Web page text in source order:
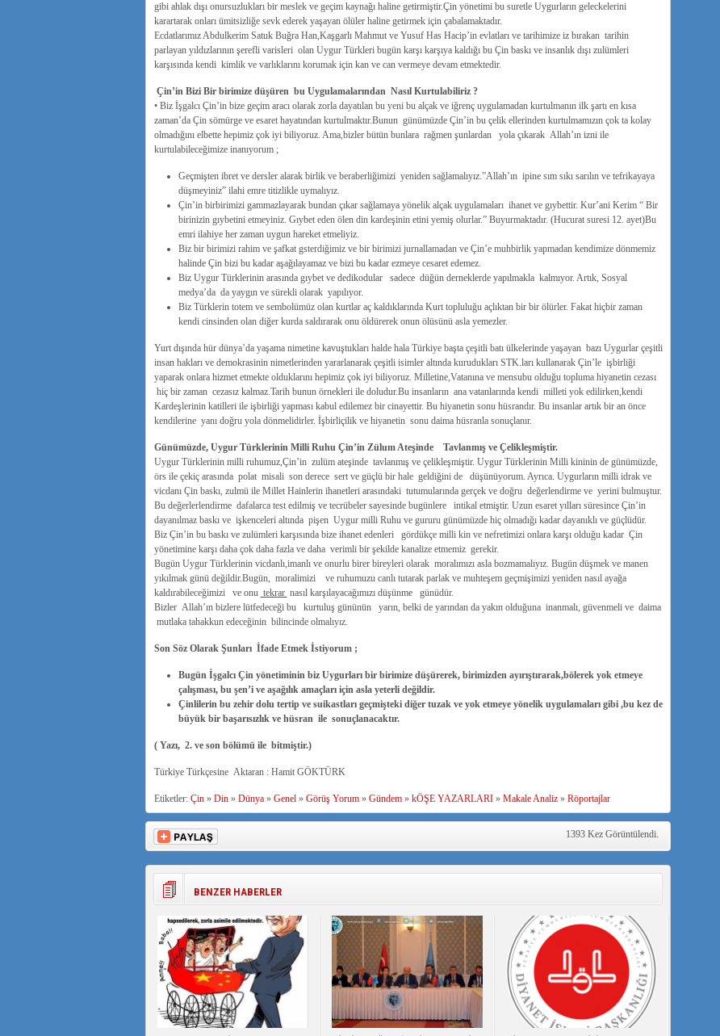
gibi ahlak dışı onursuzlukları bir meslek ve geçim kaynağı haline getirmiştir.Çin yönetimi bu suretle Uygurların geleckelerini
karartarak onları ümitsizliğe sevk ederek yaşayan ölüler haline getirmek için çabalamaktadır.
Ecdatlarımız Abdulkerim Satuk Buğra Han,Kaşgarlı Mahmut ve Yusuf Has Hacip’in evlatları ve tarihimize iz bırakan tarihin
parlayan yıldızlarının şerefli varisleri olan Uygur Türkleri bugün karşı karşıya kaldığı bu Çin baskı ve insanlık dışı zulümleri
karşısında kendi kimlik ve varlıklarını korumak için kan ve can vermeye devam etmektedir.
Çin’in Bizi Bir birimize düşüren bu Uygulamalarından Nasıl Kurtulabiliriz ?
• Biz İşgalcı Çin’in bize geçim aracı olarak zorla dayatılan bu yeni bu alçak ve iğrenç uygulamadan kurtulmanın ilk şartı en kısa
zaman’da Çin sömürge ve esaret hayatından kurtulmaktır.Bunun günümüzde Çin’in bu çelik ellerinden kurtulmamızın çok ta kolay
olmadığını elbette hepimiz çok iyi biliyoruz. Ama,bizler bütün bunlara rağmen şunlardan yola çıkarak Allah’ın izni ile
kurtulabileceğimize inanıyorum ;
Geçmişten ibret ve dersler alarak birlik ve beraberliğimizi yeniden sağlamalıyız.”Allah’ın ipine sım sıkı sarılın ve tefrikayaya
düşmeyiniz” ilahi emre titizlikle uymalıyız.
Çin’in birbirimizi gammazlayarak bundan çıkar sağlamaya yönelik alçak uygulamaları ihanet ve gıybettir. Kur’ani Kerim “ Bir
birinizin gıybetini etmeyiniz. Gıybet eden ölen din kardeşinin etini yemiş olurlar.” Buyurmaktadır. (Hucurat suresi 12. ayet)Bu
emri ilahiye her zaman uygun hareket etmeliyiz.
Biz bir birimizi rahim ve şafkat gsterdiğimiz ve bir birimizi jurnallamadan ve Çin’e muhbirlik yapmadan kendimize dönmemiz
halinde Çin bizi bu kadar aşağılayamaz ve bizi bu kadar ezmeye cesaret edemez.
Biz Uygur Türklerinin arasında gıybet ve dedikodular sadece düğün derneklerde yapılmakla kalmıyor. Artık, Sosyal
medya’da da yaygın ve sürekli olarak yapılıyor.
Biz Türklerin totem ve sembolümüz olan kurtlar aç kaldıklarında Kurt topluluğu açlıktan bir bir ölürler. Fakat hiçbir zaman
kendi cinsinden olan diğer kurda saldırarak onu öldürerek onun ölüsünü asla yemezler.
Yurt dışında hür dünya’da yaşama nimetine kavuştukları halde hala Türkiye başta çeşitli batı ülkelerinde yaşayan bazı Uygurlar çeşitli
insan hakları ve demokrasinin nimetlerinden yararlanarak çeşitli isimler altında kurudukları STK.ları kullanarak Çin’le işbirliği
yaparak onlara hizmet etmekte olduklarını hepimiz çok iyi biliyoruz. Milletine,Vatanına ve mensubu olduğu topluma hiyanetin cezası
hiç bir zaman cezasız kalmaz.Tarih bunun örnekleri ile doludur.Bu insanların ana vatanlarında kendi milleti yok edilirken,kendi
Kardeşlerinin katilleri ile işbirliği yapması kabul edilemez bir cinayettir. Bu hiyanetin sonu hüsrandır. Bu insanlar artık bir an önce
kendilerine yanı doğru yola dönmelidirler. İşbirliçilik ve hiyanetin sonu daima hüsranla sonuçlanır.
Günümüzde, Uygur Türklerinin Milli Ruhu Çin’in Zülum Ateşinde Tavlanmış ve Çelikleşmiştir.
Uygur Türklerinin milli ruhumuz,Çin’in zulüm ateşinde tavlanmış ve çelikleşmiştir. Uygur Türklerinin Milli kininin de günümüzde,
örs ile çekiç arasında polat misali son derece sert ve güçlü bir hale geldiğini de düşünüyorum. Ayrıca. Uygurların milli idrak ve
vicdanı Çin baskı, zulmü ile Millet Hainlerin ihanetleri arasındaki tutumularında gerçek ve doğru değerlendirme ve yerini bulmuştur.
Bu değerlerlendirme dafalarca test edilmiş ve tecrübeler sayesinde bugünlere intikal etmiştir. Uzun esaret yılları süresince Çin’in
dayanılmaz baskı ve işkenceleri altında pişen Uygur milli Ruhu ve gururu günümüzde hiç olmadığı kadar dayanıklı ve güçlüdür.
Biz Çin’in bu baskı ve zulümleri karşısında bize ihanet edenleri gördükçe milli kin ve nefretimizi onlara karşı olduğu kadar Çin
yönetimine karşı daha çok daha fazla ve daha verimli bir şekilde kanalize etmemiz gerekir.
Bugün Uygur Türklerinin vicdanlı,imanlı ve onurlu birer bireyleri olarak moralımızı asla bozmamalıyız. Bugün düşmek ve manen
yıkılmak günü değildir.Bugün, moralimizi ve ruhumuzu canlı tutarak parlak ve muhteşem geçmişimizi yeniden nasıl ayağa
kaldırabileceğimizi ve onu tekrar nasıl karşılayacağımızı düşünme günüdür.
Bizler Allah’ın bizlere lütfedeceği bu kurtuluş gününün yarın, belki de yarından da yakın olduğuna inanmalı, güvenmeli ve daima
mutlaka tahakkun edeceğinin bilincinde olmalıyız.
Son Söz Olarak Şunları İfade Etmek İstiyorum ;
Bugün İşgalcı Çin yönetiminin biz Uygurları bir birimize düşürerek, birimizden ayırıştırarak,bölerek yok etmeye
çalışması, bu şen’i ve aşağılık amaçları için asla yeterli değildir.
Çinlilerin bu zehir dolu tertip ve suikastları geçmişteki diğer tuzak ve yok etmeye yönelik uygulamaları gibi ,bu kez de
büyük bir başarısızlık ve hüsran ile sonuçlanacaktır.
( Yazı, 2. ve son bölümü ile bitmiştir.)
Türkiye Türkçesine Aktaran : Hamit GÖKTÜRK
Etiketler: Çin» Din» Dünya» Genel» Görüş Yorum» Gündem» kÖŞE YAZARLARI» Makale Analiz» Röportajlar
1393 Kez Görüntülendi.
BENZER HABERLER